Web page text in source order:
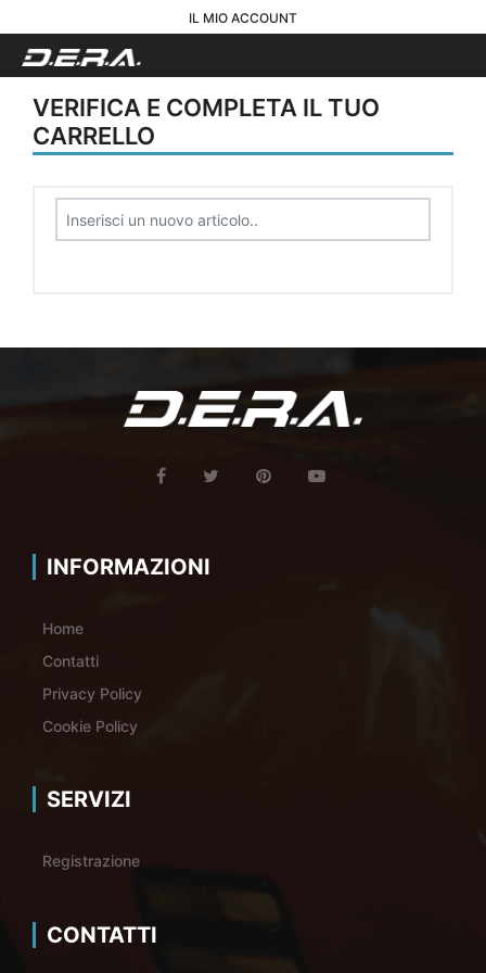
IL MIO ACCOUNT
VERIFICA E COMPLETA IL TUO
CARRELLO
INFORMAZIONI
Home
Contatti
Privacy Policy
Cookie Policy
SERVIZI
Registrazione
CONTATTI